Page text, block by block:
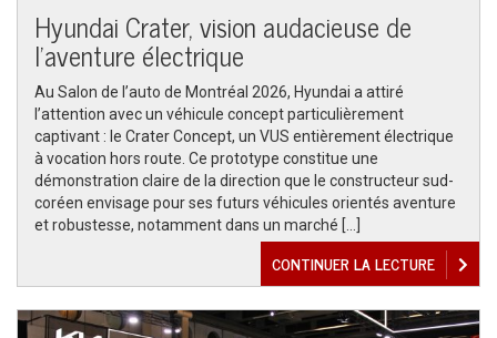
Hyundai Crater, vision audacieuse de
l’aventure électrique
Au Salon de l’auto de Montréal 2026, Hyundai a attiré
l’attention avec un véhicule concept particulièrement
captivant : le Crater Concept, un VUS entièrement électrique
à vocation hors route. Ce prototype constitue une
démonstration claire de la direction que le constructeur sud-
coréen envisage pour ses futurs véhicules orientés aventure
et robustesse, notamment dans un marché […]
CONTINUER LA LECTURE